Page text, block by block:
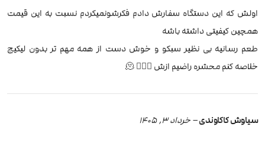
اولش که این دستگاه سفارش دادم فکرشو‌نمیکردم نسبت به این قیمت
همچین کیفیتی داشته باشه
طعم رسانیه بی نظیر سبکو و خوش دست از همه مهم تر بدون لیکیج
خلاصه کنم محشره راضیم ازش 👌🏽😍 🫠
سیاوش کاکاوندی– خرداد 3, 1405